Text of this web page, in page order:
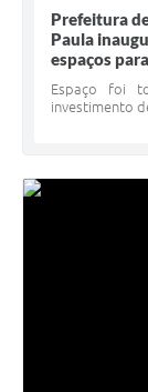
Prefeitura
Paula
espaços
Espaço foi
investimento